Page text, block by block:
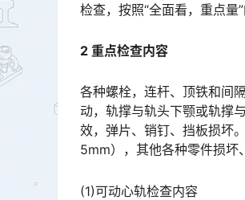
检查，按照“全面看，重点量”
2 重点检查内容
各种螺栓，连杆、顶铁和间
动，轨撑与轨头下颚或轨撑
效，弹片、销钉、挡板损坏
5mm），其他各种零件损坏
(1)可动心轨检查内容